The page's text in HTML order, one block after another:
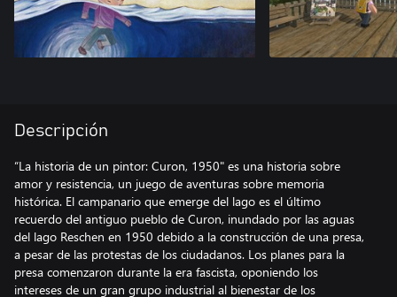
Descripción
“La historia de un pintor: Curon, 1950" es una historia sobre
amor y resistencia, un juego de aventuras sobre memoria
histórica. El campanario que emerge del lago es el último
recuerdo del antiguo pueblo de Curon, inundado por las aguas
del lago Reschen en 1950 debido a la construcción de una presa,
a pesar de las protestas de los ciudadanos. Los planes para la
presa comenzaron durante la era fascista, oponiendo los
intereses de un gran grupo industrial al bienestar de los